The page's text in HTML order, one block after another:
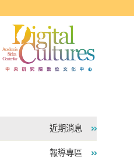
近期消息
報導專區